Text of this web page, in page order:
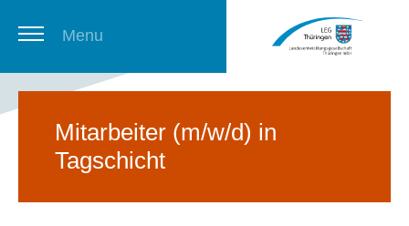
Menu
Newsletter
Mitarbeiter (m/w/d) in
Tagschicht